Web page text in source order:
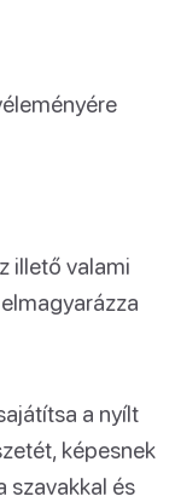
illető valami
a nyílt
képesnek
szavakkal és